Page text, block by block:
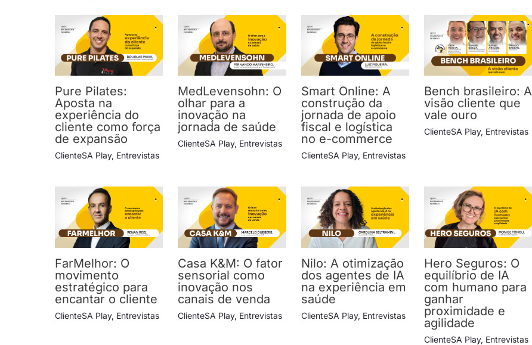
Pure Pilates:
Aposta na
experiência do
cliente como força
de expansão
ClienteSA Play, Entrevistas
MedLevensohn: O
olhar para a
inovação na
jornada de saúde
ClienteSA Play, Entrevistas
Smart Online: A
construção da
jornada de apoio
fiscal e logística
no e-commerce
ClienteSA Play, Entrevistas
Bench brasileiro: A
visão cliente que
vale ouro
ClienteSA Play, Entrevistas
FarMelhor: O
movimento
estratégico para
encantar o cliente
ClienteSA Play, Entrevistas
Casa K&M: O fator
sensorial como
inovação nos
canais de venda
ClienteSA Play, Entrevistas
Nilo: A otimização
dos agentes de IA
na experiência em
saúde
ClienteSA Play, Entrevistas
Hero Seguros: O
equilíbrio de IA
com humano para
ganhar
proximidade e
agilidade
ClienteSA Play, Entrevistas